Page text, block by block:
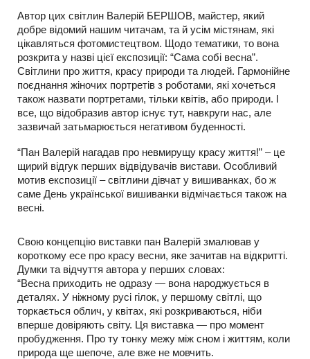
Автор цих світлин Валерій БЕРШОВ, майстер, який
добре відомий нашим читачам, та й усім містянам, які
цікавляться фотомистецтвом. Щодо тематики, то вона
розкрита у назві цієї експозиції: “Сама собі весна”.
Світлини про життя, красу природи та людей. Гармонійне
поєднання жіночих портретів з роботами, які хочеться
також назвати портретами, тільки квітів, або природи. І
все, що відобразив автор існує тут, навкруги нас, але
зазвичай затьмарюється негативом буденності.
“Пан Валерій нагадав про невмирущу красу життя!” – це
щирий відгук перших відвідувачів вистави. Особливий
мотив експозиції – світлини дівчат у вишиванках, бо ж
саме День української вишиванки відмічається також на
весні.
Свою концепцію виставки пан Валерій змалював у
короткому есе про красу весни, яке зачитав на відкритті.
Думки та відчуття автора у перших словах:
“Весна приходить не одразу — вона народжується в
деталях. У ніжному русі гілок, у першому світлі, що
торкається облич, у квітах, які розкриваються, ніби
вперше довіряють світу. Ця виставка — про момент
пробудження. Про ту тонку межу між сном і життям, коли
природа ще шепоче, але вже не мовчить.